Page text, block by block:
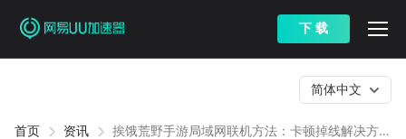
下 载
首页 资讯
挨饿荒野手游局域网联机方法：卡顿掉线解决方法
简体中文